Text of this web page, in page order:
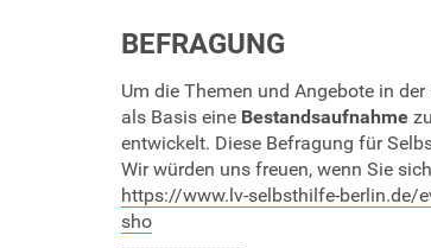
W
r
k
s
t
a
t
BEFRAGUNG
Um die Themen und Angebote in
als Basis eine Bestandsaufnahme
entwickelt. Diese Befragung für
Wir würden uns freuen, wenn Sie
https://www.lv-selbsthilfe-berlin.de/
sho